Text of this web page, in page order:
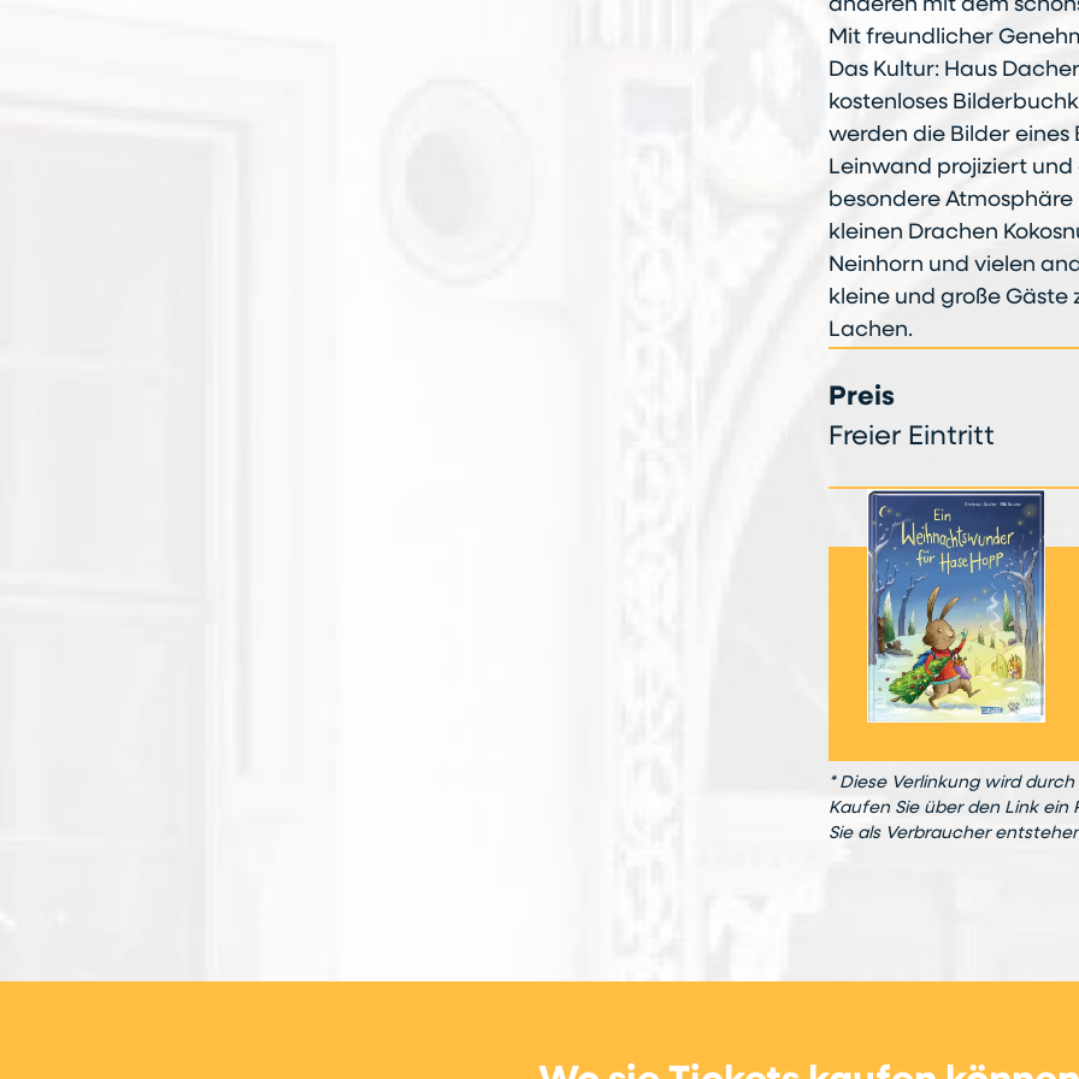
anderen mit dem
Mit freundlicher
Das Kultur: Haus
kostenloses
werden die Bilder
Leinwand projiziert und
besondere
kleinen Drachen
Neinhorn und vielen
kleine und große Gäste
Lachen.
Preis
Freier Eintritt
* Diese Verlinkung wird
Kaufen Sie über den Link ein
Sie als Verbraucher